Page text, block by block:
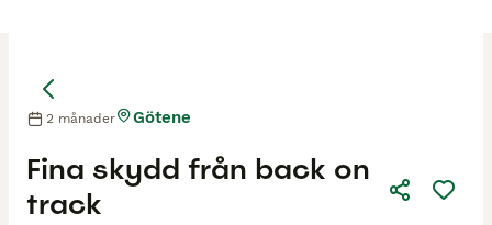
Fina skydd från back on
track
2 månader Götene